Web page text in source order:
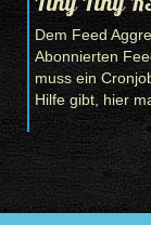
Dem Feed
Abonnierten
muss ein
Hilfe gibt, hier